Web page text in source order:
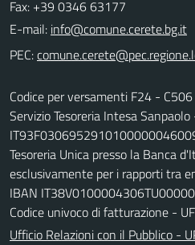
Fax: +39 0346 63177
E-mail:
PEC:
Codice per versamenti F24 - C506
Servizio Tesoreria Intesa
Tesoreria Unica presso la Banca
esclusivamente per i rapporti tra
IBAN
Codice univoco di fatturazione -
Ufficio Relazioni con il Pubblico -